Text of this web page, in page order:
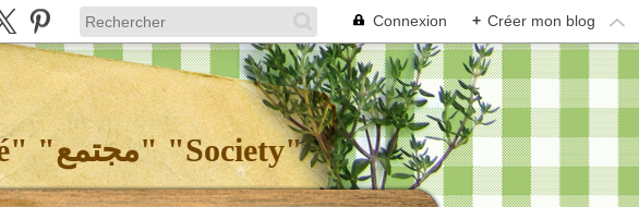
Connexion + Créer mon blog
Blog Meknès "Société" "مجتمع" "Society"